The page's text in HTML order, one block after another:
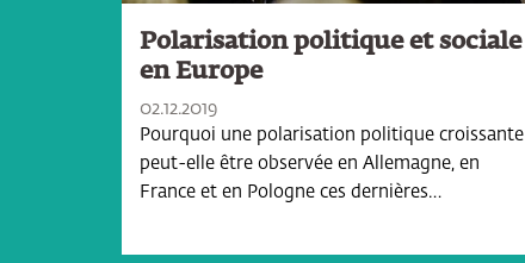
Polarisation politique et sociale
en Europe
02.12.2019
Pourquoi une polarisation politique croissante
peut-elle être observée en Allemagne, en
France et en Pologne ces dernières…